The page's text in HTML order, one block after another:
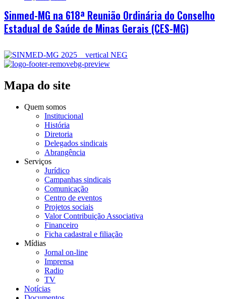
Sinmed-MG na 618ª Reunião Ordinária do Conselho
Estadual de Saúde de Minas Gerais (CES-MG)
Mapa do site
Quem somos
Institucional
História
Diretoria
Delegados sindicais
Abrangência
Serviços
Jurídico
Campanhas sindicais
Comunicação
Centro de eventos
Projetos sociais
Valor Contribuição Associativa
Financeiro
Ficha cadastral e filiação
Mídias
Jornal on-line
Imprensa
Radio
TV
Notícias